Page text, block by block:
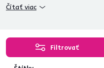
školy. Umiestnite ju na
lampu, ktorá zodpovedá jeho
s tienidlom, kovové, s
dizajnové
Čítať viac
Filtrovať